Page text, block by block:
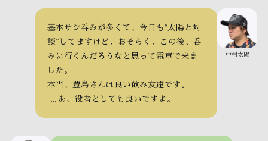
中村太陽
基本サシ呑みが多くて、今日も“太陽と対
談”してますけど、おそらく、この後、呑
みに行くんだろうなと思って電車で来ま
した。
本当、豊島さんは良い飲み友達です。
……あ、役者としても良いですよ。